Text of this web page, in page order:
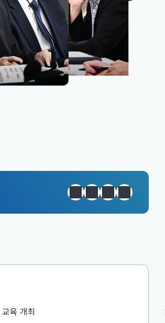
정지이전다음일일경제지
구윤철 부총리, 창신동 쪽방촌을
육 개최